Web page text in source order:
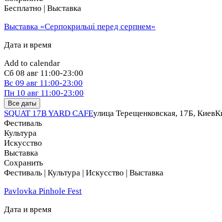
Бесплатно | Выставка
Выставка «Серпокрильці перед серпнем»
Дата и время
Add to calendar
Сб 08 авг 11:00-23:00
Вс 09 авг 11:00-23:00
Пн 10 авг 11:00-23:00
Все даты
SQUAT 17B YARD CAFEулица Терещенковская, 17Б, Киев
Фестиваль
Культура
Искусство
Выставка
Сохранить
Фестиваль | Культура | Искусство | Выставка
Pavlovka Pinhole Fest
Дата и время